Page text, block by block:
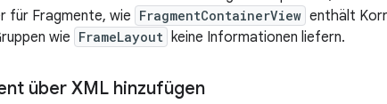
für Fragmente, wie FragmentContainerView enthält
wie FrameLayout keine Informationen liefern.
über XML hinzufügen